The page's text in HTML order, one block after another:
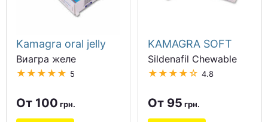
Kamagra oral jelly
Виагра желе
★★★★★ 5
От 100
KAMAGRA SOFT
Sildenafil Chewable
★★★★☆ 4.8
От 95